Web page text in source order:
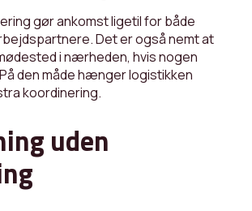
gør ankomst ligetil for både
Det er også nemt at
i nærheden, hvis nogen
den måde hænger logistikken
koordinering.
uden